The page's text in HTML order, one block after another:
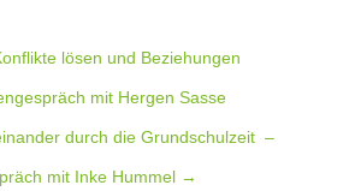
lösen und Beziehungen
mit Hergen Sasse
durch die Grundschulzeit –
mit Inke Hummel→